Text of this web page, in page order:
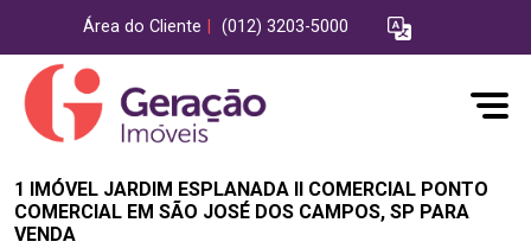
Área do Cliente (012) 3203-5000
1 IMÓVEL JARDIM ESPLANADA II COMERCIAL PONTO
COMERCIAL EM SÃO JOSÉ DOS CAMPOS, SP PARA
VENDA